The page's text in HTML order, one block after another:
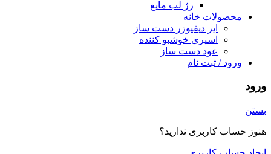
رژ لب مایع
محصولات خانه
ایر دیفیوزر دست ساز
اسپری خوشبو کننده
عود دست ساز
ورود / ثبت نام
ورود
بستن
هنوز حساب کاربری ندارید؟